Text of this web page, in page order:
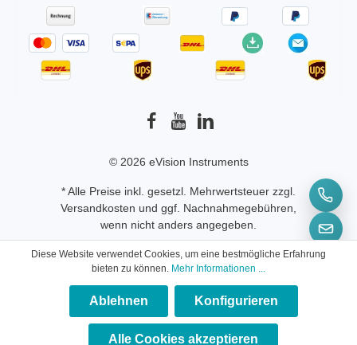
© 2026 eVision Instruments
* Alle Preise inkl. gesetzl. Mehrwertsteuer zzgl.
Versandkosten und ggf. Nachnahmegebühren,
wenn nicht anders angegeben.
Diese Website verwendet Cookies, um eine bestmögliche Erfahrung
bieten zu können. Mehr Informationen ...
Ablehnen Konfigurieren
Alle Cookies akzeptieren